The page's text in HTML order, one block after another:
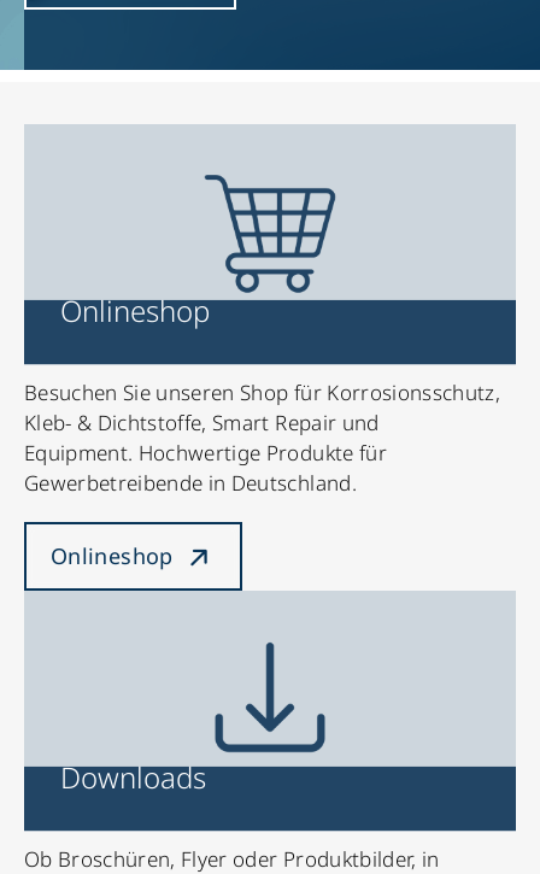
Onlineshop
Besuchen Sie unseren Shop für Korrosionsschutz,
Kleb- & Dichtstoffe, Smart Repair und
Equipment. Hochwertige Produkte für
Gewerbetreibende in Deutschland.
Onlineshop
Downloads
Ob Broschüren, Flyer oder Produktbilder, in